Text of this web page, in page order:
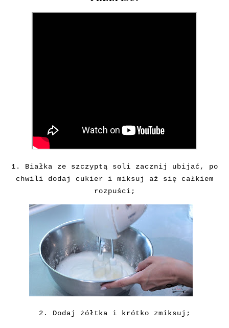
1. Białka ze szczyptą soli zacznij ubijać, po
chwili dodaj cukier i miksuj aż się całkiem
rozpuści;
2. Dodaj żółtka i krótko zmiksuj;